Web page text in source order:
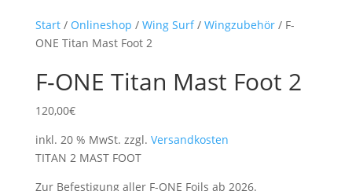
Start/ Onlineshop / Wing Surf/ Wingzubehör/ F-
ONE Titan Mast Foot 2
F-ONE Titan Mast Foot 2
120,00€
inkl. 20 % MwSt. zzgl. Versandkosten
TITAN 2 MAST FOOT
Zur Befestigung aller F-ONE Foils ab 2026.